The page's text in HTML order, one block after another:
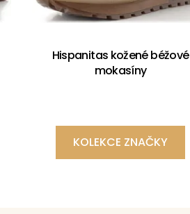
Hispanitas kožené béžové
mokasíny
KOLEKCE ZNAČKY